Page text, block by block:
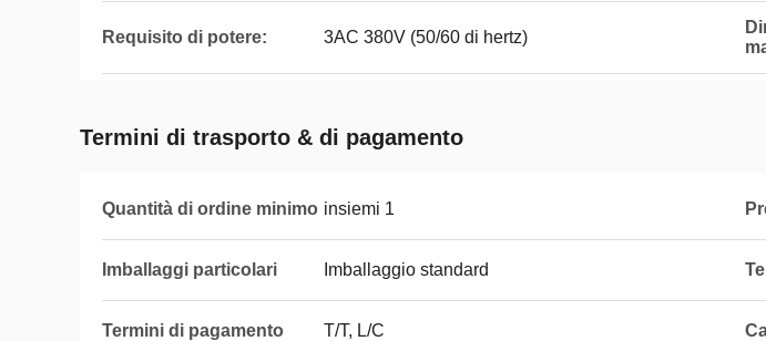
Requisito di potere: 3AC 380V (50/60 di hertz)
Termini di trasporto & di pagamento
Quantità di ordine minimo insiemi 1
Imballaggi particolari Imballaggio standard
Termini di pagamento T/T, L/C